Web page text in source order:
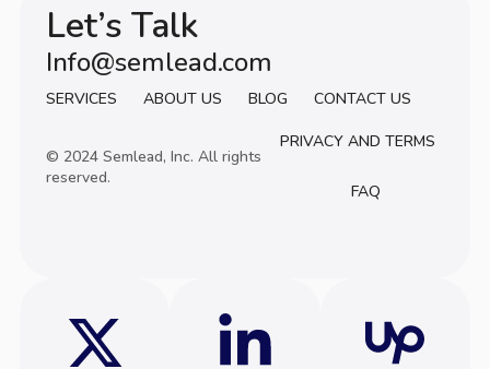
Let’s Talk
Info@semlead.com
Info@semlead.com
SERVICES ABOUT US BLOG CONTACT US
© 2024 Semlead, Inc. All rights
reserved.
PRIVACY AND TERMS
FAQ